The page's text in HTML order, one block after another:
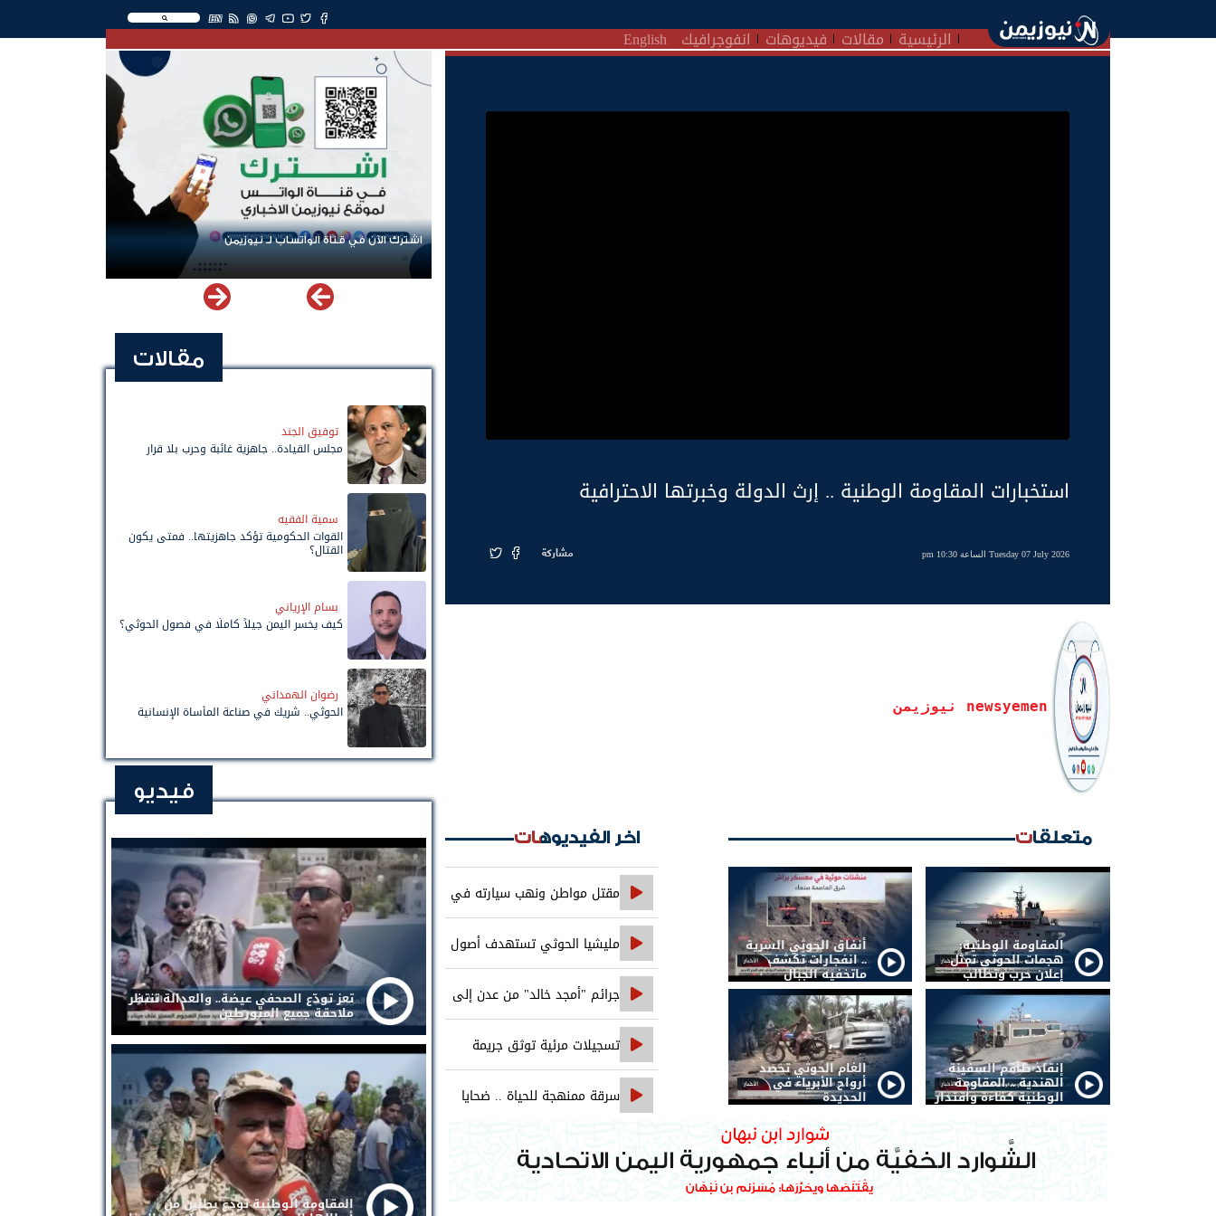
EN
الرئيسية مقالات فيديوهات انفوجرافيك English
استخبارات المقاومة الوطنية .. إرث الدولة وخبرتها الاحترافية
Tuesday 07 July 2026 الساعة 10:30 pm مشاركة
newsyemen نيوزيمن
متعلقات
المقاومة الوطنية:
هجمات الحوثي تمثل
إعلان حرب وتطالب
الشرعية بتحريك
الجبهات
أنفاق الحوثي السرية
.. انفجارات تكشف
ماتخفيه الجبال
إنقاذ طاقم السفينة
الهندية .. المقاومة
الوطنية كفاءة واقتدار
الغام الحوثي تحصد
أرواح الأبرياء في
الحديدة
اخر الفيديوهات
مقتل مواطن ونهب سيارته في
جريمة تقطع على خط العبر
مليشيا الحوثي تستهدف أصول
بنك الإنشاء والتعمير في صنعاء
جرائم "أمجد خالد" من عدن إلى
حضرموت..
تسجيلات مرئية توثق جريمة
اغتيال الصحفي محمد عيضه
سرقة ممنهجة للحياة .. ضحايا
اشترك الآن في قناة الواتساب لـ نيوزيمن
مقالات
توفيق الجند
مجلس القيادة.. جاهزية غائبة وحرب بلا قرار
سمية الفقيه
القوات الحكومية تؤكد جاهزيتها.. فمتى يكون
القتال؟
بسام الإرياني
كيف يخسر اليمن جيلاً كاملًا في فصول الحوثي؟
رضوان الهمداني
الحوثي.. شريك في صناعة المأساة الإنسانية
فيديو
تعز تودّع الصحفي عيضة.. والعدالة تنتظر
ملاحقة جميع المتورطين
المقاومة الوطنية تودع بطلين من